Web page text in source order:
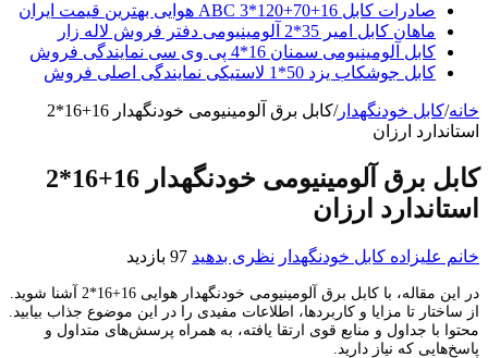
صادرات کابل 16+70+120*3 ABC هوایی بهترین قیمت ایران
ماهان کابل امیر 35*2 آلومینیومی دفتر فروش لاله زار
کابل آلومینیومی سمنان 16*4 پی وی سی نمایندگی فروش
کابل جوشکاب یزد 50*1 لاستیکی نمایندگی اصلی فروش
خانه/کابل خودنگهدار/
کابل برق آلومینیومی خودنگهدار 16+16*2
استاندارد ارزان
کابل برق آلومینیومی خودنگهدار 16+16*2
استاندارد ارزان
خانم علیزاده کابل خودنگهدار نظری بدهید 97 بازدید
در این مقاله، با کابل برق آلومینیومی خودنگهدار هوایی 16+16*2 آشنا شوید.
از ساختار تا مزایا و کاربردها، اطلاعات مفیدی را در این موضوع جذاب بیابید.
محتوا با جداول و منابع قوی ارتقا یافته، به همراه پرسش‌های متداول و
پاسخ‌هایی که نیاز دارید.